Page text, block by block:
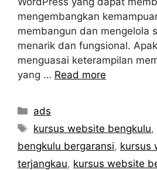
mengembangkan
membangun dan mengelola
menarik dan fungsional.
menguasai keterampilan
yang … Read more
Categories
ads
Tags
kursus website bengkulu,
bengkulu bergaransi, kursus
terjangkau, kursus website